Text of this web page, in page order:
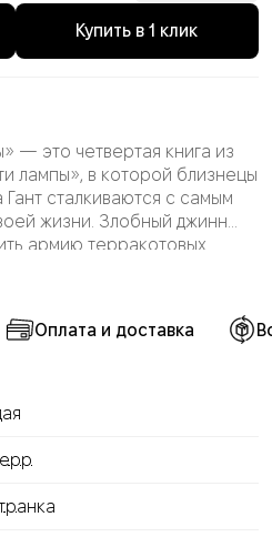
Купить в 1 клик
— это четвертая книга из
лампы», в которой близнецы
сталкиваются с самым
жизни. Злобный джинн
армию терракотовых
власть над миром и
Великую стену и
императоров. Книга
но и равновесие между
Оплата и доставка